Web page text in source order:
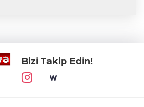
Bizi Takip Edin!